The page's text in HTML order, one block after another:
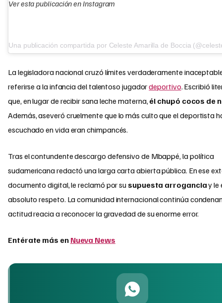
Ver esta publicación en Instagram
Una publicación compartida por Celeste Amarilla de Boccia
La legisladora nacional cruzó límites verdaderamente
referirse a la infancia del talentoso jugadordeportivo. Escribió
que, en lugar de recibir sana leche materna, él chupó cocos de
Además, aseveró cruelmente que lo más culto que el deportista
escuchado en vida eran chimpancés.
Tras el contundente descargo defensivo de Mbappé, la política
sudamericana redactó una larga carta abierta pública. En ese
documento digital, le reclamó por susupuesta arroganciay le
absoluto respeto. La comunidad internacional continúa
actitud reacia a reconocer la gravedad de su enorme error.
Entérate más en Nueva News